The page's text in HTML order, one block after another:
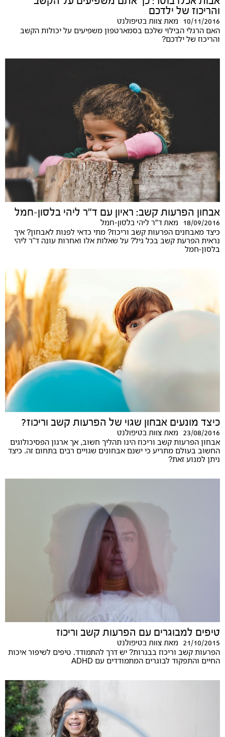
והריכוז של ילדכם
10/11/2016 מאת צוות בטיפולנט
האם הרגלי הבילוי שלכם בסמארטפון משפיעים על יכולות הקשב
והריכוז של ילדכם?
אבחון הפרעות קשב: ראיון עם ד"ר ליהי בלסון-חמל
18/09/2016 מאתד"ר ליהי בלסון-חמל
כיצד מאבחנים הפרעות קשב וריכוז? מתי כדאי לפנות לאבחון? איך
נראית הפרעת קשב בכל גיל? על שאלות אלו ואחרות עונה ד"ר ליהי
בלסון-חמל
כיצד מונעים אבחון שגוי של הפרעות קשב וריכוז?
23/08/2016 מאת צוות בטיפולנט
אבחון הפרעות קשב וריכוז הינו תהליך חשוב, אך ארגון הפסיכולוגים
החשוב בעולם מתריע כי ישנם אבחונים שגויים רבים בתחום זה. כיצד
ניתן למנוע זאת?
טיפים למבוגרים עם הפרעות קשב וריכוז
21/10/2015 מאת צוות בטיפולנט
הפרעות קשב וריכוז בבגרות? יש דרך להתמודד. טיפים לשיפור איכות
החיים והתפקוד לבוגרים המתמודדים עם ADHD